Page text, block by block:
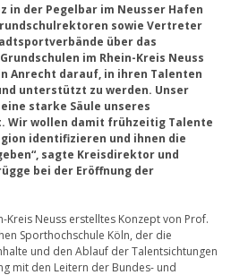
in der Pegelbar im Neusser Hafen
sowie Vertreter
über das
im Rhein-Kreis Neuss
Anrecht darauf, in ihren Talenten
unterstützt zu werden. Unser
starke Säule unseres
Wir wollen damit frühzeitig Talente
identifizieren und ihnen die
sagte Kreisdirektor und
bei der Eröffnung der
Kreis Neuss erstelltes Konzept von Prof.
Sporthochschule Köln, der die
und den Ablauf der Talentsichtungen
mit den Leitern der Bundes- und